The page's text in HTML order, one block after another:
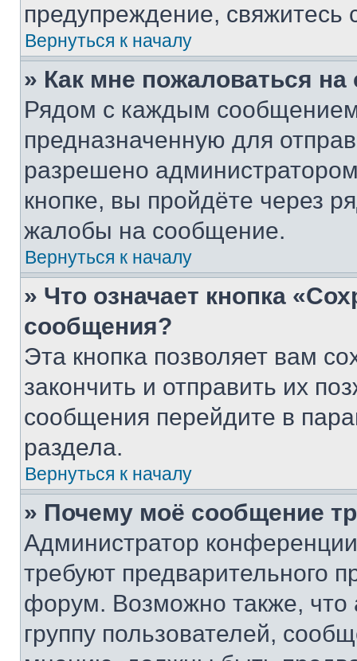
предупреждение,
Вернуться к началу
» Как мне пожаловаться
Рядом с каждым сообщением
предназначенную для
разрешено
кнопке, вы пройдёте через
жалобы на сообщение.
Вернуться к началу
» Что означает кнопка
сообщения?
Эта кнопка позволяет вам
закончить и отправить их
сообщения перейдите в
раздела.
Вернуться к началу
» Почему моё сообщение
Администратор
требуют предварительного
форум. Возможно также, что
группу пользователей,